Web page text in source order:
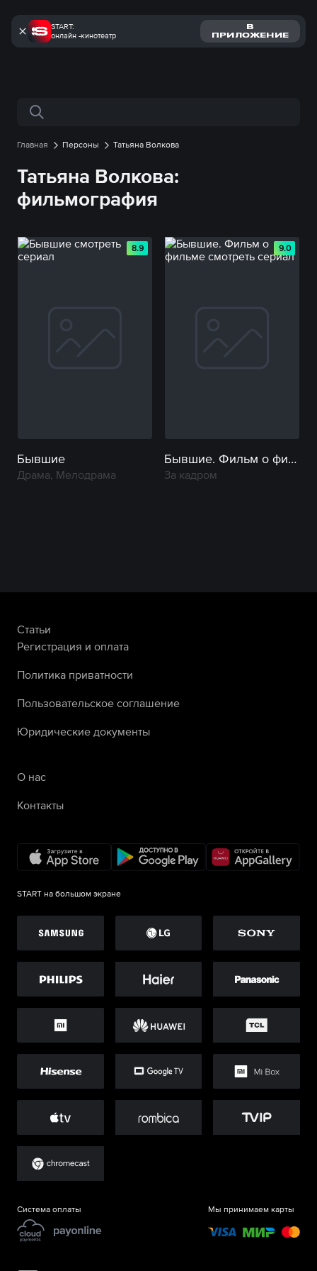
START:
онлайн -кинотеатр
В
ПРИЛОЖЕНИЕ
Поиск по сайту
Главная Персоны Татьяна Волкова
Татьяна Волкова:
фильмография
8.9
Бывшие
Драма, Мелодрама
9.0
Бывшие. Фильм о фильме
За кадром
Статьи
Регистрация и оплата
Политика приватности
Пользовательское соглашение
Юридические документы
О нас
Контакты
START на большом экране
Система оплаты Мы принимаем карты